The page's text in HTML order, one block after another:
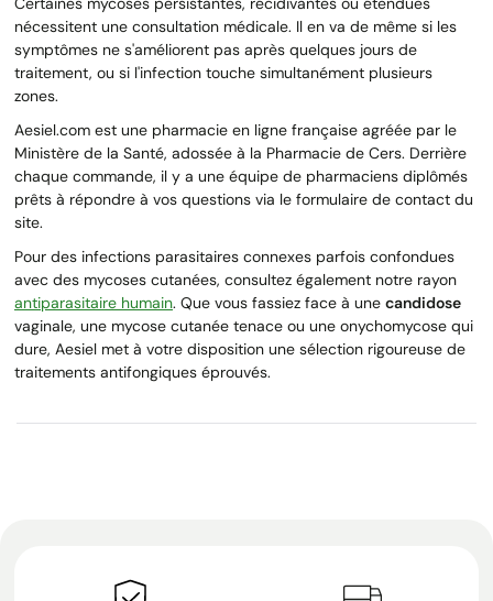
nécessitent une consultation médicale. Il en va de même si les
symptômes ne s'améliorent pas après quelques jours de
traitement, ou si l'infection touche simultanément plusieurs
zones.
Aesiel.com est une pharmacie en ligne française agréée par le
Ministère de la Santé, adossée à la Pharmacie de Cers. Derrière
chaque commande, il y a une équipe de pharmaciens diplômés
prêts à répondre à vos questions via le formulaire de contact du
site.
Pour des infections parasitaires connexes parfois confondues
avec des mycoses cutanées, consultez également notre rayon
antiparasitaire humain. Que vous fassiez face à une candidose
vaginale, une mycose cutanée tenace ou une onychomycose qui
dure, Aesiel met à votre disposition une sélection rigoureuse de
traitements antifongiques éprouvés.